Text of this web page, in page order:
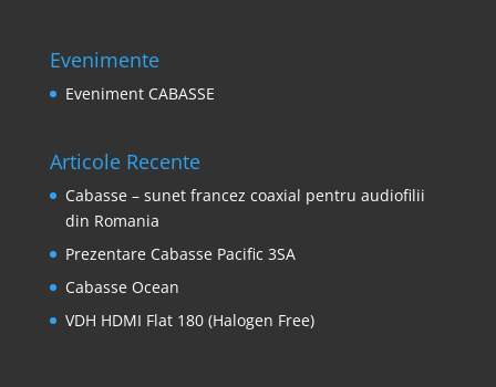
Evenimente
Eveniment CABASSE
Articole Recente
Cabasse – sunet francez coaxial pentru audiofilii
din Romania
Prezentare Cabasse Pacific 3SA
Cabasse Ocean
VDH HDMI Flat 180 (Halogen Free)